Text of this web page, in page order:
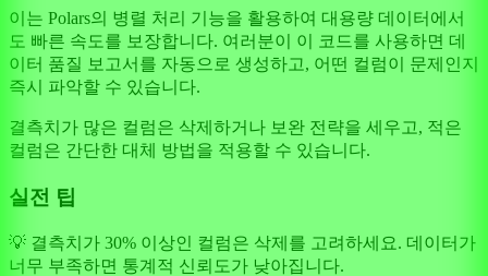
이는 Polars의 병렬 처리 기능을 활용하여 대용량 데이터에서
도 빠른 속도를 보장합니다. 여러분이 이 코드를 사용하면 데
이터 품질 보고서를 자동으로 생성하고, 어떤 컬럼이 문제인지
즉시 파악할 수 있습니다.
결측치가 많은 컬럼은 삭제하거나 보완 전략을 세우고, 적은
컬럼은 간단한 대체 방법을 적용할 수 있습니다.
실전 팁
💡 결측치가 30% 이상인 컬럼은 삭제를 고려하세요. 데이터가
너무 부족하면 통계적 신뢰도가 낮아집니다.